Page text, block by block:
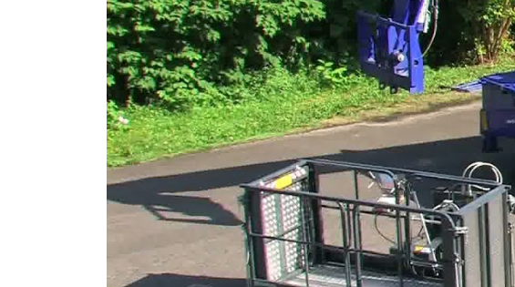
Eigengewicht (mit Gabeln)
25500 kg
Stützen
nein
Fahrgeschwindigkeit max.
20 km/h
Gerätelänge in m
6.9 m
Motorleistung in PS
170 PS
Antrieb
hydrostatisch
Tragkraft bei max. Hubhöhe
7000 kg
Tragkraft bei max. Reichweite
4200 kg
Hydraulikleistung
350 bar